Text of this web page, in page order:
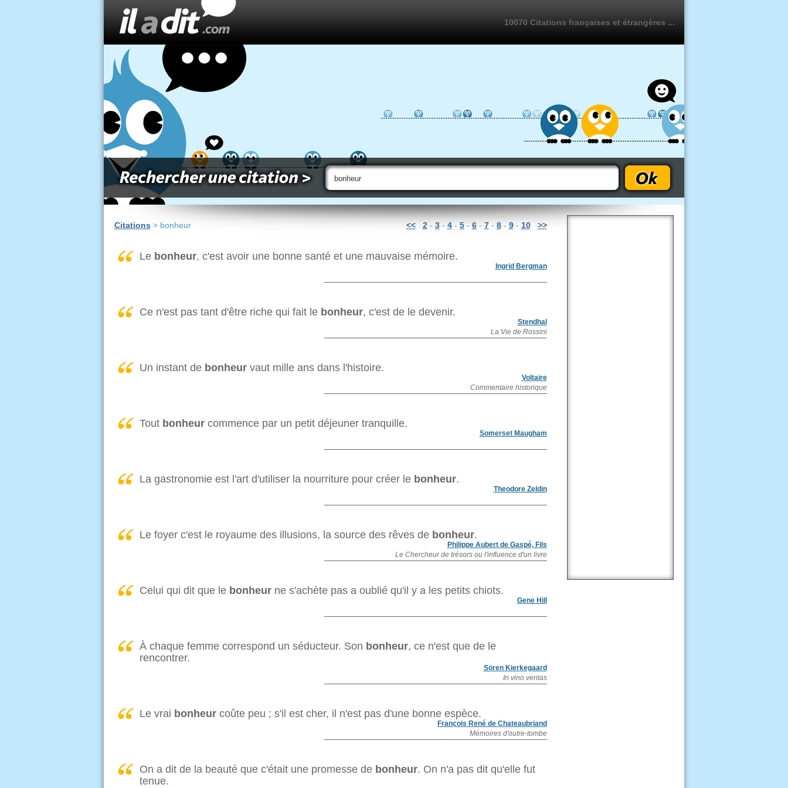
10070 Citations françaises et étrangères ...
Citations > bonheur << 2- 3- 4- 5- 6- 7- 8- 9- 10 >>
Le bonheur, c'est avoir une bonne santé et une mauvaise mémoire.
Ingrid Bergman
Ce n'est pas tant d'être riche qui fait le bonheur, c'est de le devenir.
Stendhal
La Vie de Rossini
Un instant de bonheurvaut mille ans dans l'histoire.
Voltaire
Commentaire historique
Tout bonheurcommence par un petit déjeuner tranquille.
Somerset Maugham
La gastronomie est l'art d'utiliser la nourriture pour créer le bonheur.
Theodore Zeldin
Le foyer c'est le royaume des illusions, la source des rêves de bonheur.
Philippe Aubert de Gaspé, Fils
Le Chercheur de trésors ou l'influence d'un livre
Celui qui dit que le bonheurne s'achète pas a oublié qu'il y a les petits chiots.
Gene Hill
À chaque femme correspond un séducteur. Son bonheur, ce n'est que de le
rencontrer.
Sören Kierkegaard
In vino veritas
Le vrai bonheurcoûte peu ; s'il est cher, il n'est pas d'une bonne espèce.
François René de Chateaubriand
Mémoires d'outre-tombe
On a dit de la beauté que c'était une promesse de bonheur. On n'a pas dit qu'elle fut
tenue.